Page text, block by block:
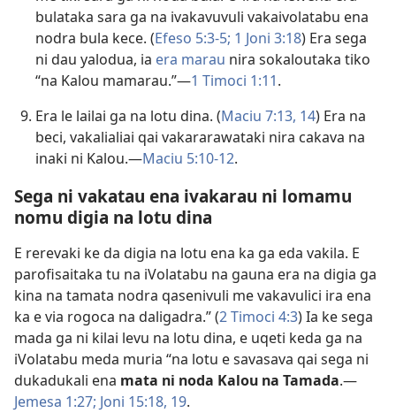
bulataka sara ga na ivakavuvuli vakaivolatabu ena
nodra bula kece. (Efeso 5:3-5; 1 Joni 3:18) Era sega
ni dau yalodua, ia era marau nira sokaloutaka tiko
“na Kalou mamarau.”—1 Timoci 1:11.
Era le lailai ga na lotu dina. (Maciu 7:13, 14) Era na
beci, vakalialiai qai vakararawataki nira cakava na
inaki ni Kalou.—Maciu 5:10-12.
Sega ni vakatau ena ivakarau ni lomamu
nomu digia na lotu dina
E rerevaki ke da digia na lotu ena ka ga eda vakila. E
parofisaitaka tu na iVolatabu na gauna era na digia ga
kina na tamata nodra qasenivuli me vakavulici ira ena
ka e via rogoca na daligadra.” (2 Timoci 4:3) Ia ke sega
mada ga ni kilai levu na lotu dina, e uqeti keda ga na
iVolatabu meda muria “na lotu e savasava qai sega ni
dukadukali ena mata ni noda Kalou na Tamada.—
Jemesa 1:27; Joni 15:18, 19.